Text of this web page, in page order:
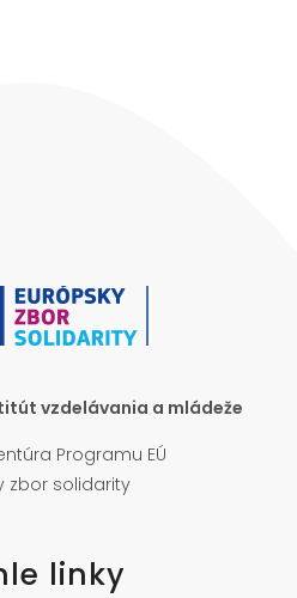
vzdelávania a mládeže
Programu EÚ
zbor solidarity
linky